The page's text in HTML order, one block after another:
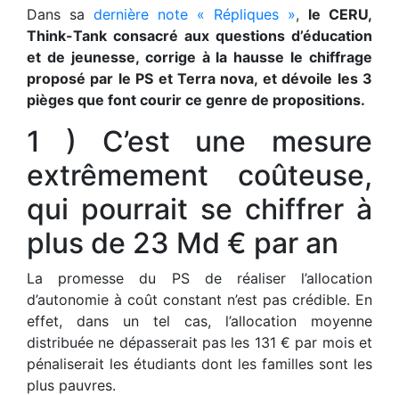
Dans sa dernière note « Répliques », le CERU,
Think-Tank consacré aux questions d’éducation
et de jeunesse, corrige à la hausse le chiffrage
proposé par le PS et Terra nova, et dévoile les 3
pièges que font courir ce genre de propositions.
1 ) C’est une mesure
extrêmement coûteuse,
qui pourrait se chiffrer à
plus de 23 Md € par an
La promesse du PS de réaliser l’allocation
d’autonomie à coût constant n’est pas crédible. En
effet, dans un tel cas, l’allocation moyenne
distribuée ne dépasserait pas les 131 € par mois et
pénaliserait les étudiants dont les familles sont les
plus pauvres.